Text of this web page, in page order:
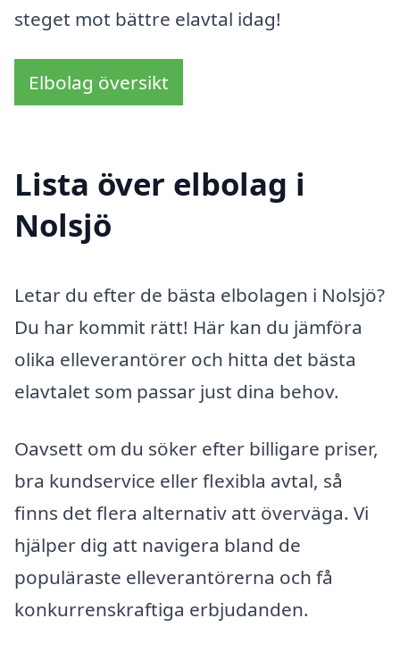
steget mot bättre elavtal idag!
Elbolag översikt
Lista över elbolag i
Nolsjö
Letar du efter de bästa elbolagen i Nolsjö?
Du har kommit rätt! Här kan du jämföra
olika elleverantörer och hitta det bästa
elavtalet som passar just dina behov.
Oavsett om du söker efter billigare priser,
bra kundservice eller flexibla avtal, så
finns det flera alternativ att överväga. Vi
hjälper dig att navigera bland de
populäraste elleverantörerna och få
konkurrenskraftiga erbjudanden.